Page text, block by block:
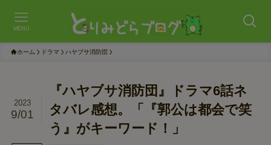
MENU
ホーム ドラマ ハヤブサ消防団
『ハヤブサ消防団』ドラマ6話ネ
タバレ感想。「『郭公は都会で笑
う』がキーワード！」
2023
9/01